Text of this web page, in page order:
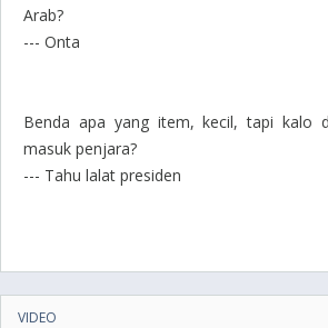
Arab?
--- Onta
Benda apa yang item, kecil, tapi kalo
masuk penjara?
--- Tahu lalat presiden
VIDEO